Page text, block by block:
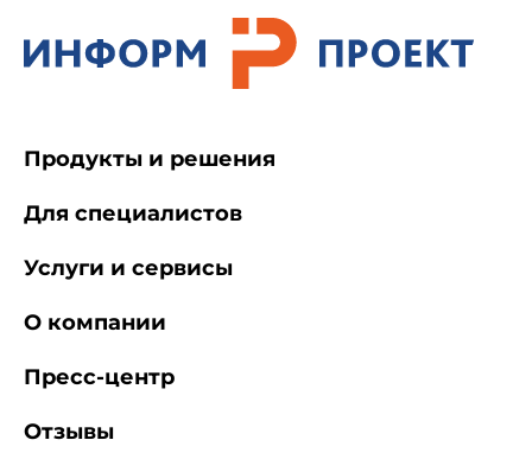
Продукты и решения
Для специалистов
Услуги и сервисы
О компании
Пресс-центр
Отзывы